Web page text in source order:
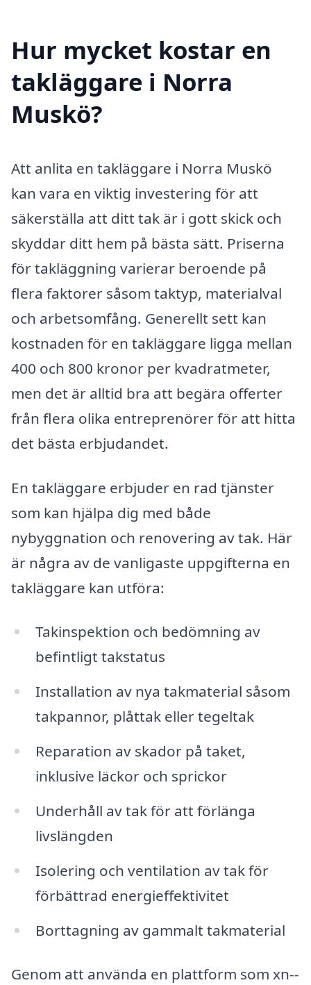
Hur mycket kostar en
takläggare i Norra
Muskö?
Att anlita en takläggare i Norra Muskö
kan vara en viktig investering för att
säkerställa att ditt tak är i gott skick och
skyddar ditt hem på bästa sätt. Priserna
för takläggning varierar beroende på
flera faktorer såsom taktyp, materialval
och arbetsomfång. Generellt sett kan
kostnaden för en takläggare ligga mellan
400 och 800 kronor per kvadratmeter,
men det är alltid bra att begära offerter
från flera olika entreprenörer för att hitta
det bästa erbjudandet.
En takläggare erbjuder en rad tjänster
som kan hjälpa dig med både
nybyggnation och renovering av tak. Här
är några av de vanligaste uppgifterna en
takläggare kan utföra:
Takinspektion och bedömning av
befintligt takstatus
Installation av nya takmaterial såsom
takpannor, plåttak eller tegeltak
Reparation av skador på taket,
inklusive läckor och sprickor
Underhåll av tak för att förlänga
livslängden
Isolering och ventilation av tak för
förbättrad energieffektivitet
Borttagning av gammalt takmaterial
Genom att använda en plattform som xn--